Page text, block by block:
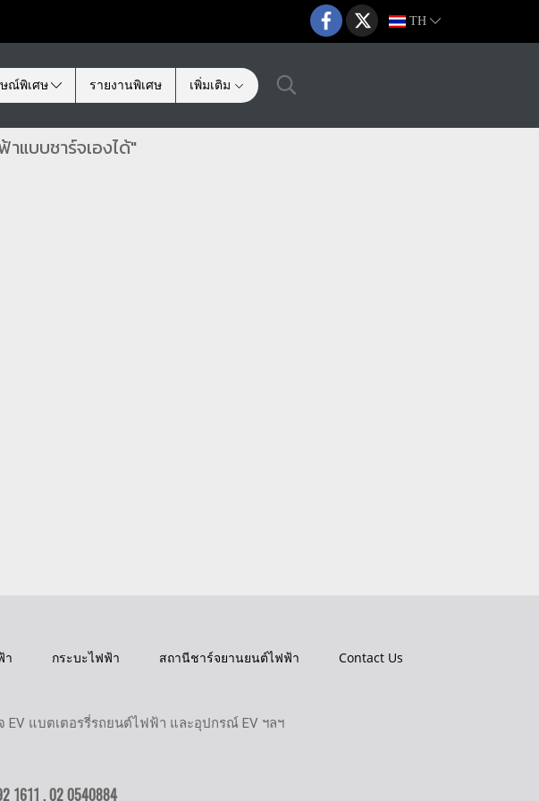
TH
ณ์พิเศษ รายงานพิเศษ เพิ่มเติม
แบบชาร์จเองได้"
า กระบะไฟฟ้า สถานีชาร์จยานยนต์ไฟฟ้า
Contact Us
EV แบตเตอรรี่รถยนต์ไฟฟ้า และอุปกรณ์ EV ฯลฯ
1611 ,02 0540884